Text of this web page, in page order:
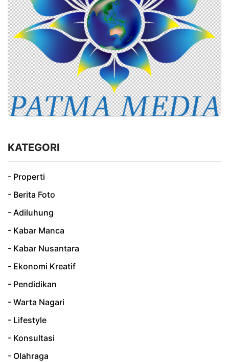
KATEGORI
- Properti
- Berita Foto
- Adiluhung
- Kabar Manca
- Kabar Nusantara
- Ekonomi Kreatif
- Pendidikan
- Warta Nagari
- Lifestyle
- Konsultasi
- Olahraga